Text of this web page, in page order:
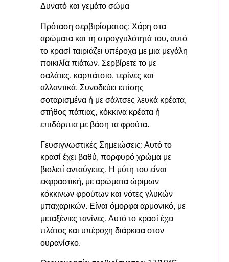
Δυνατό και γεμάτο σώμα
Πρόταση σερβιρίσματος: Χάρη στα
αρώματα και τη στρογγυλότητά του, αυτό
το κρασί ταιριάζει υπέροχα με μια μεγάλη
ποικιλία πιάτων. Σερβίρετε το με
σαλάτες, καρπάτσιο, τερίνες και
αλλαντικά. Συνοδεύει επίσης
σοταρισμένα ή με σάλτσες λευκά κρέατα,
στήθος πάπιας, κόκκινα κρέατα ή
επιδόρπια με βάση τα φρούτα.
Γευσιγνωστικές Σημειώσεις: Αυτό το
κρασί έχει βαθύ, πορφυρό χρώμα με
βιολετί ανταύγειες. Η μύτη του είναι
εκφραστική, με αρώματα ώριμων
κόκκινων φρούτων και νότες γλυκών
μπαχαρικών. Είναι όμορφα αρμονικό, με
μεταξένιες τανίνες. Αυτό το κρασί έχει
πλάτος και υπέροχη διάρκεια στον
ουρανίσκο.